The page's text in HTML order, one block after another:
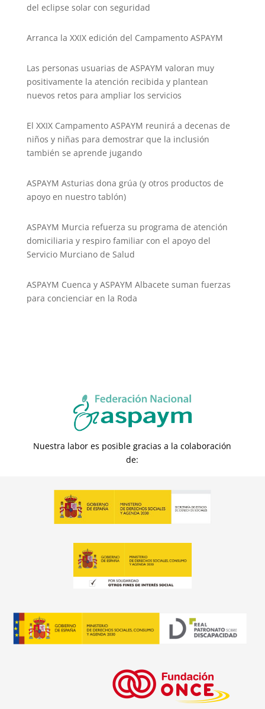
del eclipse solar con seguridad
Arranca la XXIX edición del Campamento ASPAYM
Las personas usuarias de ASPAYM valoran muy
positivamente la atención recibida y plantean
nuevos retos para ampliar los servicios
El XXIX Campamento ASPAYM reunirá a decenas de
niños y niñas para demostrar que la inclusión
también se aprende jugando
ASPAYM Asturias dona grúa (y otros productos de
apoyo en nuestro tablón)
ASPAYM Murcia refuerza su programa de atención
domiciliaria y respiro familiar con el apoyo del
Servicio Murciano de Salud
ASPAYM Cuenca y ASPAYM Albacete suman fuerzas
para concienciar en la Roda
Nuestra labor es posible gracias a la colaboración
de: